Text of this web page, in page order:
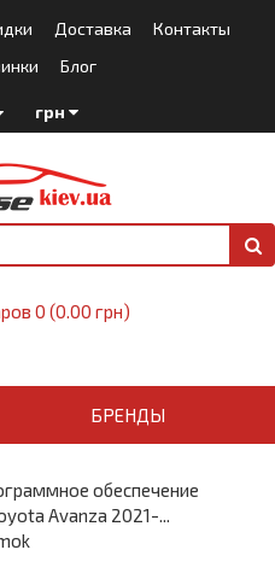
Доставка
Контакты
Блог
грн
0 (0.00 грн)
БРЕНДЫ
обеспечение
Avanza 2021-...